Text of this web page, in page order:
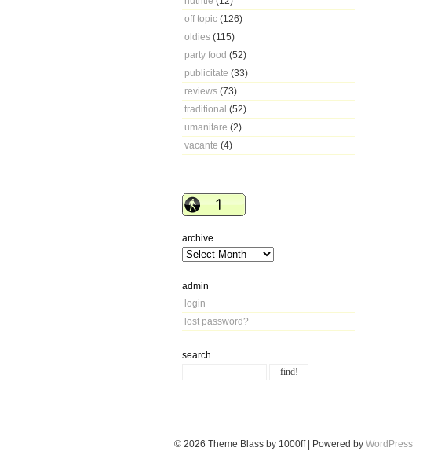
off topic (126)
oldies (115)
party food (52)
publicitate (33)
reviews (73)
traditional (52)
umanitare (2)
vacante (4)
archive
admin
login
lost password?
search
© 2026 Theme Blass by 1000ff | Powered by WordPress